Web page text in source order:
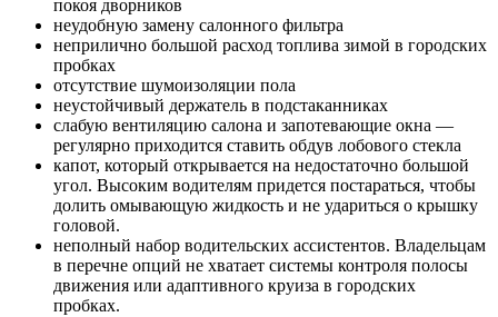
покоя дворников
неудобную замену салонного фильтра
неприлично большой расход топлива зимой в городских
пробках
отсутствие шумоизоляции пола
неустойчивый держатель в подстаканниках
слабую вентиляцию салона и запотевающие окна —
регулярно приходится ставить обдув лобового стекла
капот, который открывается на недостаточно большой
угол. Высоким водителям придется постараться, чтобы
долить омывающую жидкость и не удариться о крышку
головой.
неполный набор водительских ассистентов. Владельцам
в перечне опций не хватает системы контроля полосы
движения или адаптивного круиза в городских
пробках.